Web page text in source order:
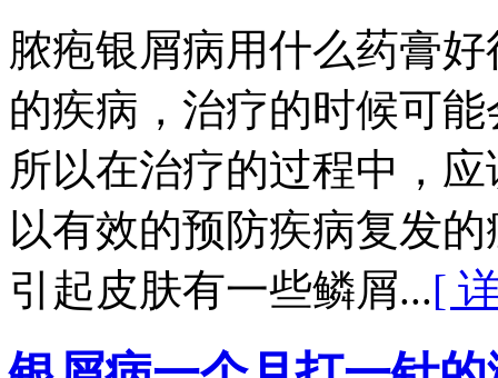
脓疱银屑病用什么药膏
的疾病，治疗的时候可
所以在治疗的过程中，
以有效的预防疾病复发
引起皮肤有一些鳞屑...[